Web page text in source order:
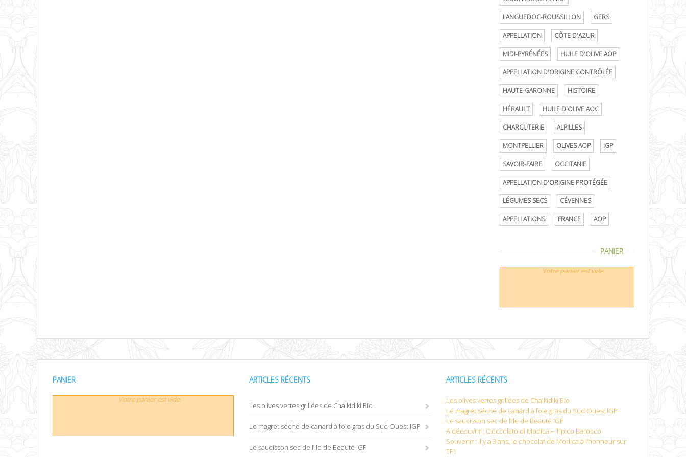
LANGUEDOC-ROUSSILLON GERS
APPELLATION CÔTE D'AZUR
MIDI-PYRÉNÉES HUILE D'OLIVE AOP
APPELLATION D'ORIGINE CONTRÔLÉE
HAUTE-GARONNE HISTOIRE
HÉRAULT HUILE D'OLIVE AOC
CHARCUTERIE ALPILLES
MONTPELLIER OLIVES AOP IGP
SAVOIR-FAIRE OCCITANIE
APPELLATION D'ORIGINE PROTÉGÉE
LÉGUMES SECS CÉVENNES
APPELLATIONS FRANCE AOP
PANIER
Votre panier est vide.
PANIER
Votre panier est vide.
ARTICLES RÉCENTS
Les olives vertes grillées de Chalkidiki Bio
Le magret séché de canard à foie gras du Sud Ouest IGP
Le saucisson sec de l’Ile de Beauté IGP
ARTICLES RÉCENTS
Les olives vertes grillées de Chalkidiki Bio
Le magret séché de canard à foie gras du Sud Ouest IGP
Le saucisson sec de l’Ile de Beauté IGP
A découvrir : Cioccolato di Modica – Tipico Barocco
Souvenir : il y a 3 ans, le chocolat de Modica à l’honneur sur
TF1